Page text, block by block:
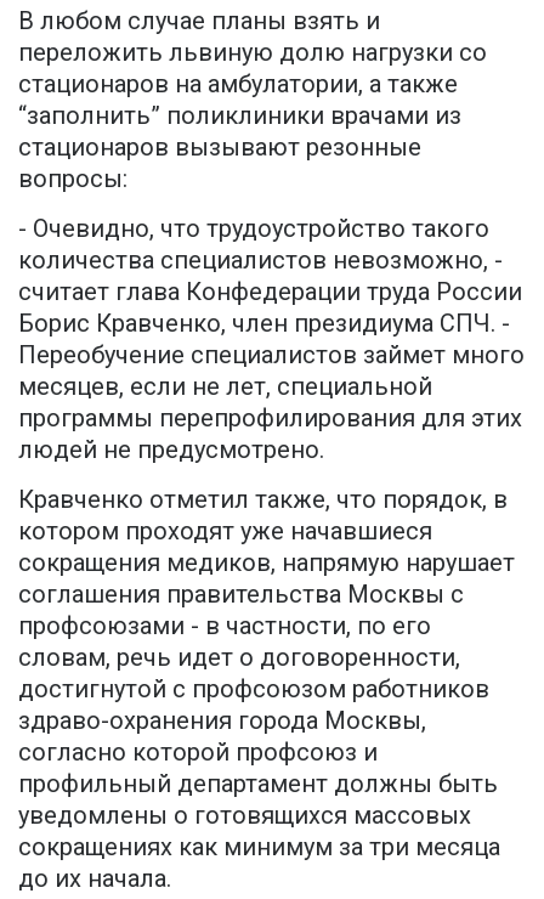
В любом случае планы взять и
переложить львиную долю нагрузки со
стационаров на амбулатории, а также
“заполнить” поликлиники врачами из
стационаров вызывают резонные
вопросы:
- Очевидно, что трудоустройство такого
количества специалистов невозможно, -
считает глава Конфедерации труда России
Борис Кравченко, член президиума СПЧ. -
Переобучение специалистов займет много
месяцев, если не лет, специальной
программы перепрофилирования для этих
людей не предусмотрено.
Кравченко отметил также, что порядок, в
котором проходят уже начавшиеся
сокращения медиков, напрямую нарушает
соглашения правительства Москвы с
профсоюзами - в частности, по его
словам, речь идет о договоренности,
достигнутой с профсоюзом работников
здраво-охранения города Москвы,
согласно которой профсоюз и
профильный департамент должны быть
уведомлены о готовящихся массовых
сокращениях как минимум за три месяца
до их начала.